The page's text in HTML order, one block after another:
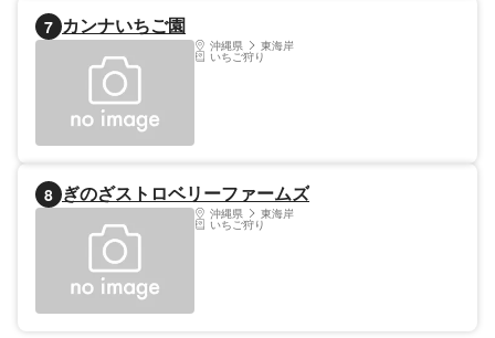
7 カンナいちご園
沖縄県 東海岸
いちご狩り
8 ぎのざストロベリーファームズ
沖縄県 東海岸
いちご狩り